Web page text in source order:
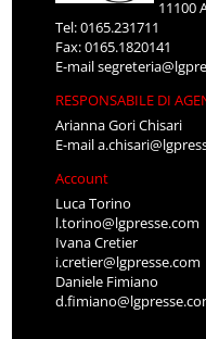
11100
Tel: 0165.231711
Fax: 0165.1820141
E-mail
RESPONSABILE DI
Arianna Gori Chisari
E-mail
Account
Luca Torino
l.torino@lgpresse.com
Ivana Cretier
i.cretier@lgpresse.com
Daniele Fimiano